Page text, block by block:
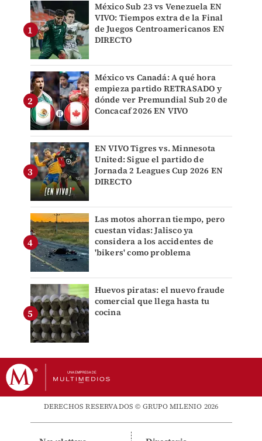
México Sub 23 vs Venezuela EN
VIVO: Tiempos extra de la Final
de Juegos Centroamericanos EN
DIRECTO
México vs Canadá: A qué hora
empieza partido RETRASADO y
dónde ver Premundial Sub 20 de
Concacaf 2026 EN VIVO
EN VIVO Tigres vs. Minnesota
United: Sigue el partido de
Jornada 2 Leagues Cup 2026 EN
DIRECTO
Las motos ahorran tiempo, pero
cuestan vidas: Jalisco ya
considera a los accidentes de
'bikers' como problema
Huevos piratas: el nuevo fraude
comercial que llega hasta tu
cocina
DERECHOS RESERVADOS © GRUPO MILENIO 2026